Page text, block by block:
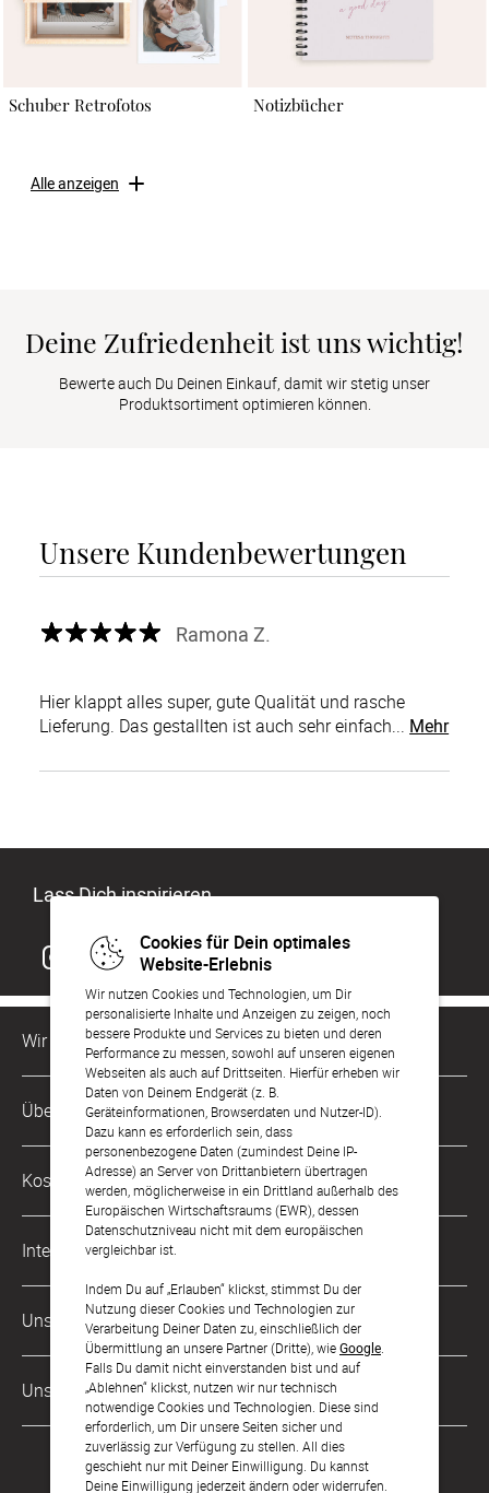
Cookies für Dein optimales
Website-Erlebnis
Wir nutzen Cookies und Technologien, um Dir
personalisierte Inhalte und Anzeigen zu zeigen, noch
bessere Produkte und Services zu bieten und deren
Performance zu messen, sowohl auf unseren eigenen
Webseiten als auch auf Drittseiten. Hierfür erheben wir
Daten von Deinem Endgerät (z. B.
Geräteinformationen, Browserdaten und Nutzer-ID).
Dazu kann es erforderlich sein, dass
personenbezogene Daten (zumindest Deine IP-
Adresse) an Server von Drittanbietern übertragen
werden, möglicherweise in ein Drittland außerhalb des
Europäischen Wirtschaftsraums (EWR), dessen
Datenschutzniveau nicht mit dem europäischen
vergleichbar ist.
Indem Du auf „Erlauben“ klickst, stimmst Du der
Nutzung dieser Cookies und Technologien zur
Verarbeitung Deiner Daten zu, einschließlich der
Übermittlung an unsere Partner (Dritte), wieGoogle
Falls Du damit nicht einverstanden bist und auf
„Ablehnen“ klickst, nutzen wir nur technisch
notwendige Cookies und Technologien. Diese sind
erforderlich, um Dir unsere Seiten sicher und
zuverlässig zur Verfügung zu stellen. All dies
geschieht nur mit Deiner Einwilligung. Du kannst
Deine Einwilligung jederzeit ändern oder widerrufen.
Schuber Retrofotos Notizbücher
Alle anzeigen
Deine Zufriedenheit ist uns wichtig!
Bewerte auch Du Deinen Einkauf, damit wir stetig unser
Produktsortiment optimieren können.
Unsere Kundenbewertungen
Ramona Z.
Hier klappt alles super, gute Qualität und rasche
Lieferung. Das gestallten ist auch sehr einfach... Mehr
Lass Dich inspirieren
Wir sind für Dich da
Kundenservice-Hotline
0221 956 725 10
Mo. - Fr. von 9 bis 17 Uhr
kontakt@sendmoments.de
Über Uns
Philosophie
Karriere
Impressum
AGB & Widerrufsrecht
Zahlung & Versand
Datenschutz
Barrierefreiheitserklärung
LLM's
Kostenlose Services
Musterkarten
Digitale Gästelisten
FAQ & Hilfe
International
Österreich
Schweiz
Frankreich
Unsere Zahlungsarten
Unsere Partner